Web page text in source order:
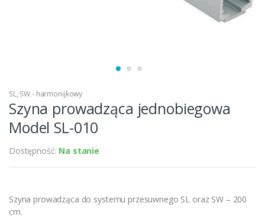
SL, SW - harmonijkowy
Szyna prowadząca jednobiegowa
Model SL-010
Dostępność: Na stanie
Szyna prowadząca do systemu przesuwnego SL oraz SW – 200
cm.